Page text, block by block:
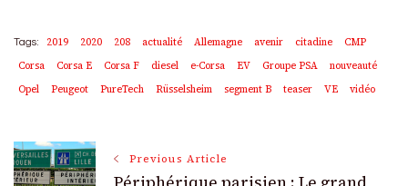
Tags: 2019 2020 208 actualité Allemagne avenir citadine
CMP
Corsa
Corsa E Corsa F diesel e-Corsa EV Groupe PSA
nouveauté
Opel
Peugeot PureTech Rüsselsheim segment B teaser VE vidéo
Post
Previous Article